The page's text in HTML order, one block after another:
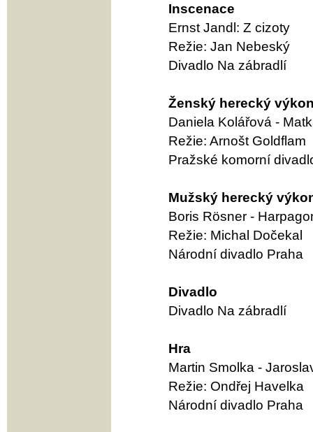
Inscenace
Ernst Jandl: Z cizoty
Režie: Jan Nebeský
Divadlo Na zábradlí
Ženský herecký
Daniela Kolářová -
Režie: Arnošt Goldflam
Pražské komorní
Mužský herecký
Boris Rösner -
Režie: Michal Dočekal
Národní divadlo Praha
Divadlo
Divadlo Na zábradlí
Hra
Martin Smolka -
Režie: Ondřej Havelka
Národní divadlo Praha